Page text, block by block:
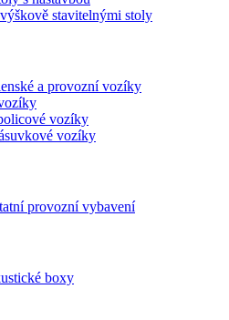
stavitelnými stoly
a provozní vozíky
vozíky
vozíky
provozní vybavení
boxy